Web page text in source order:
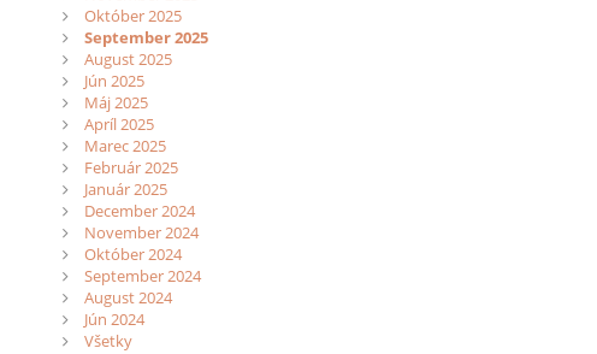
Október 2025
September 2025
August 2025
Jún 2025
Máj 2025
Apríl 2025
Marec 2025
Február 2025
Január 2025
December 2024
November 2024
Október 2024
September 2024
August 2024
Jún 2024
Všetky